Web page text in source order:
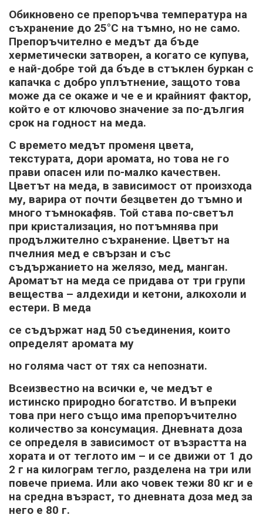
Обикновено се препоръчва температура на
съхранение до 25°С на тъмно, но не само.
Препоръчително е медът да бъде
херметически затворен, а когато се купува,
е най-добре той да бъде в стъклен буркан с
капачка с добро уплътнение, защото това
може да се окаже и че е и крайният фактор,
който е от ключово значение за по-дългия
срок на годност на меда.
С времето медът променя цвета,
текстурата, дори аромата, но това не го
прави опасен или по-малко качествен.
Цветът на меда, в зависимост от произхода
му, варира от почти безцветен до тъмно и
много тъмнокафяв. Той става по-светъл
при кристализация, но потъмнява при
продължително съхранение. Цветът на
пчелния мед е свързан и със
съдържанието на желязо, мед, манган.
Ароматът на меда се придава от три групи
вещества – алдехиди и кетони, алкохоли и
естери. В меда
се съдържат над 50 съединения, които
определят аромата му
но голяма част от тях са непознати.
Всеизвестно на всички е, че медът е
истинско природно богатство. И въпреки
това при него също има препоръчително
количество за консумация. Дневната доза
се определя в зависимост от възрастта на
хората и от теглото им – и се движи от 1 до
2 г на килограм тегло, разделена на три или
повече приема. Или ако човек тежи 80 кг и е
на средна възраст, то дневната доза мед за
него е 80 г.